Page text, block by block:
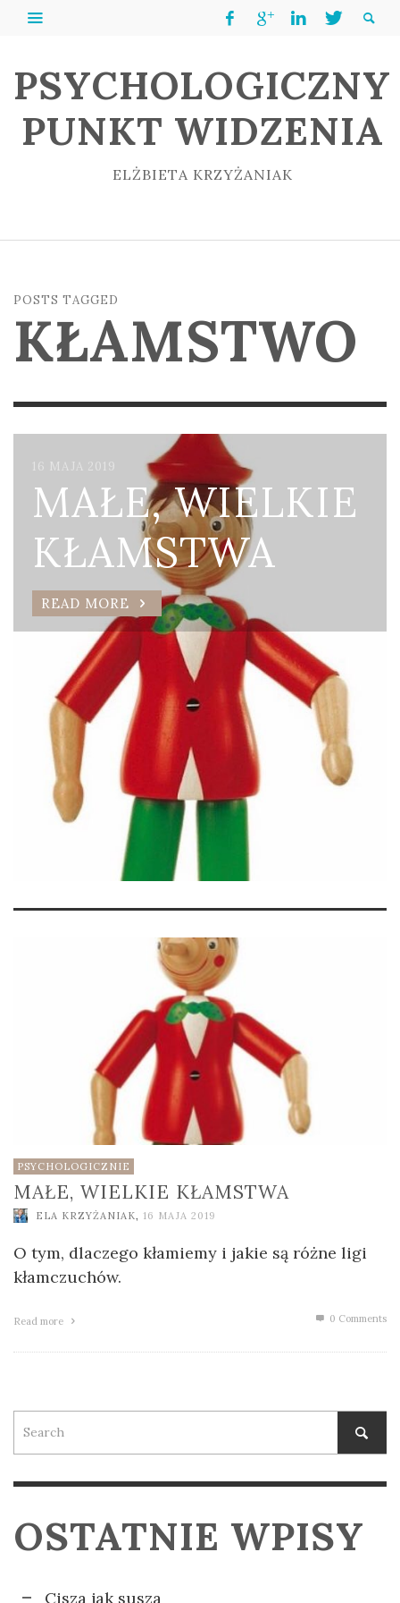
PSYCHOLOGICZNY
PUNKT WIDZENIA
ELŻBIETA KRZYŻANIAK
POSTS TAGGED
KŁAMSTWO
16 MAJA 2019
MAŁE, WIELKIE
KŁAMSTWA
READ MORE
PSYCHOLOGICZNIE
MAŁE, WIELKIE KŁAMSTWA
ELA KRZYŻANIAK, 16 MAJA 2019
O tym, dlaczego kłamiemy i jakie są różne ligi
kłamczuchów.
Read more 0 Comments
OSTATNIE WPISY
Cisza jak susza